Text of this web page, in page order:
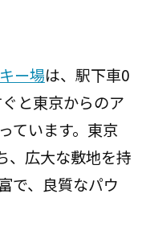
ー場は、駅下車0
と東京からのア
ています。東京
、広大な敷地を持
で、良質なパウ